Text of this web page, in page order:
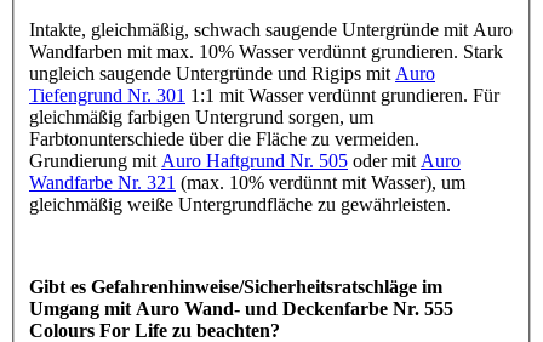
Intakte, gleichmäßig, schwach saugende Untergründe mit Auro
Wandfarben mit max. 10% Wasser verdünnt grundieren. Stark
ungleich saugende Untergründe und Rigips mit Auro
Tiefengrund Nr. 301 1:1 mit Wasser verdünnt grundieren. Für
gleichmäßig farbigen Untergrund sorgen, um
Farbtonunterschiede über die Fläche zu vermeiden.
Grundierung mit Auro Haftgrund Nr. 505 oder mit Auro
Wandfarbe Nr. 321 (max. 10% verdünnt mit Wasser), um
gleichmäßig weiße Untergrundfläche zu gewährleisten.
Gibt es Gefahrenhinweise/Sicherheitsratschläge im
Umgang mit Auro Wand- und Deckenfarbe Nr. 555
Colours For Life zu beachten?